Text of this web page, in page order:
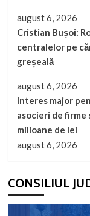
august 6, 2026
Cristian Bușoi:
centralelor pe
greșeală
august 6, 2026
Interes major
asocieri de
milioane de lei
august 6, 2026
CONSILIUL